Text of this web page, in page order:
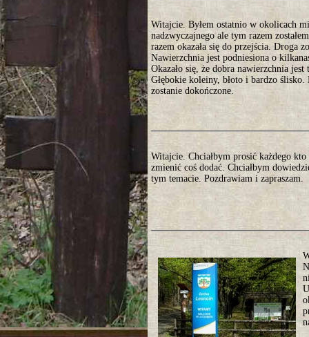
Witajcie. Byłem ostatnio w okolicach
nadzwyczajnego ale tym razem
razem okazała się do przejścia. Droga
Nawierzchnia jest podniesiona o
Okazało się, że dobra nawierzchnia
Głębokie koleiny, błoto i bardzo
zostanie dokończone.
Witajcie. Chciałbym prosić każdego
zmienić coś dodać. Chciałbym
tym temacie. Pozdrawiam i zapraszam.